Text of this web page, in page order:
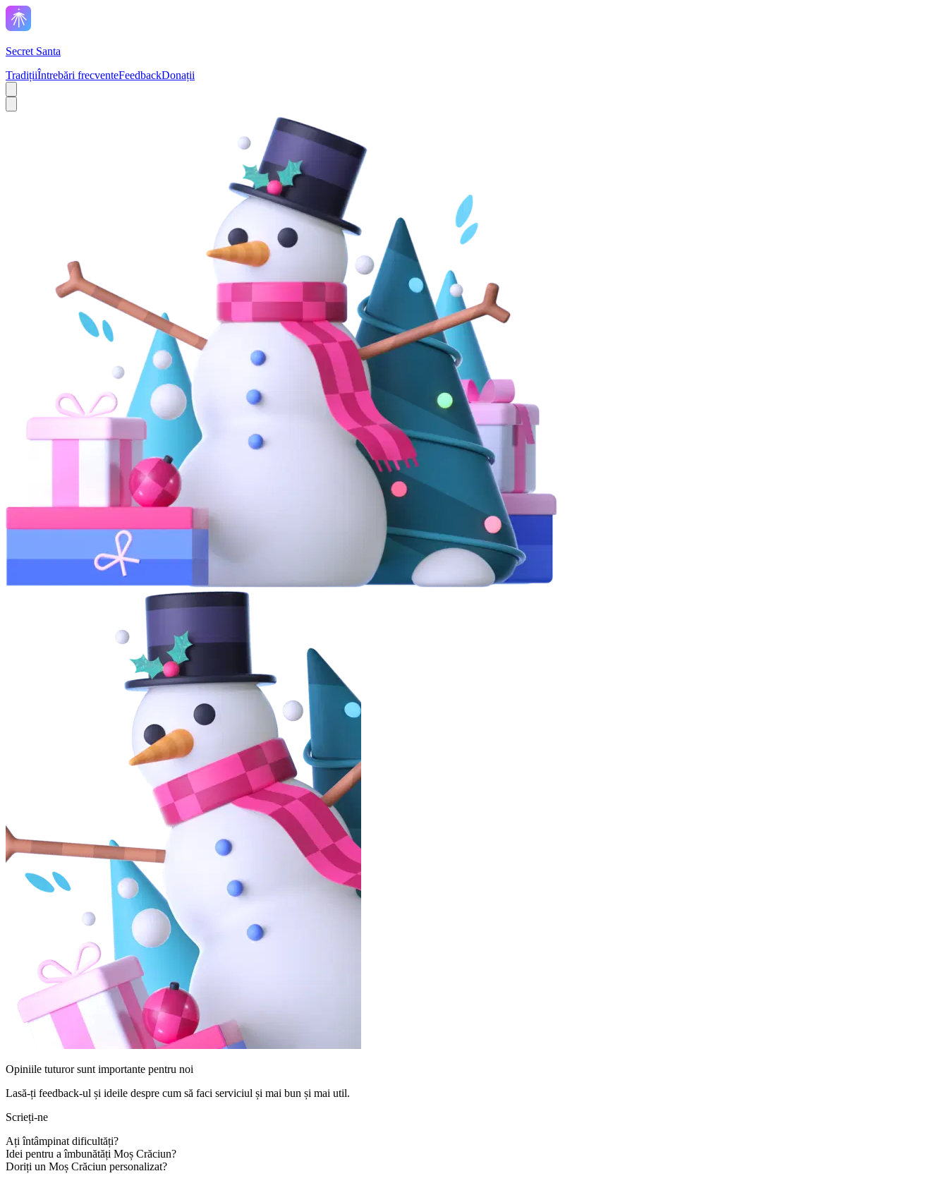
Secret Santa
TradițiiÎntrebări frecventeFeedbackDonații
Opiniile tuturor sunt importante pentru noi
Lasă-ți feedback-ul și ideile despre cum să faci serviciul și mai bun și mai util.
Scrieți-ne
Ați întâmpinat dificultăți?
Idei pentru a îmbunătăți Moș Crăciun?
Doriți un Moș Crăciun personalizat?